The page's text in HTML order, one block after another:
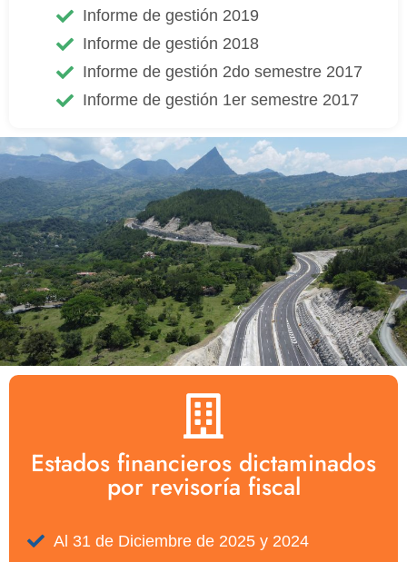
Informe de gestión 2019
Informe de gestión 2018
Informe de gestión 2do semestre 2017
Informe de gestión 1er semestre 2017
Estados financieros dictaminados
por revisoría fiscal
Al 31 de Diciembre de 2025 y 2024